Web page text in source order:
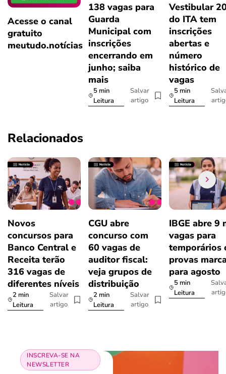
Acesse o canal
gratuito
meutudo.notícias
138 vagas para
Guarda
Municipal com
inscrições
encerrando em
junho; saiba
mais
5 min
Leitura
Salvar
artigo
Vestibular
do ITA tem
inscrições
abertas e
número
histórico de
vagas
5 min
Leitura
Relacionados
Novos
concursos para
Banco Central e
Receita terão
316 vagas de
diferentes níveis
2 min
Leitura
Salvar
artigo
CGU abre
concurso com
60 vagas de
auditor fiscal:
veja grupos de
distribuição
2 min
Leitura
Salvar
artigo
IBGE abre 9
vagas para
temporários
provas
para agosto
5 min
Leitura
INSCREVA-SE NA
NEWSLETTER